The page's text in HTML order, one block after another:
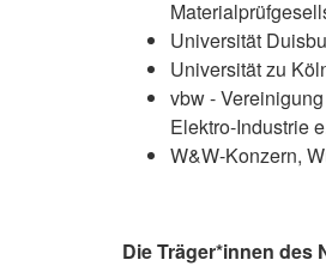
Universität
Universität zu
vbw -
Elektro-Industrie
W&W-Konzern,
Die Träger*innen